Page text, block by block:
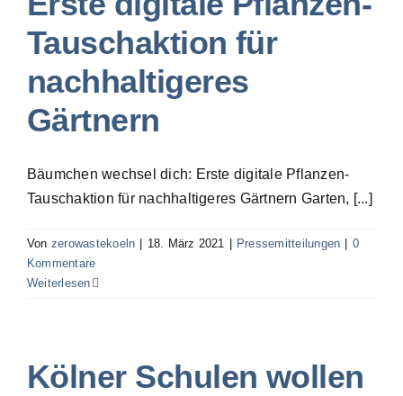
Tauschaktion für
nachhaltigeres
Gärtnern
Bäumchen wechsel dich: Erste digitale Pflanzen-
Tauschaktion für nachhaltigeres Gärtnern Garten, [...]
Von zerowastekoeln 18. März 2021 Pressemitteilungen
0
Kommentare
Weiterlesen
Kölner Schulen wollen